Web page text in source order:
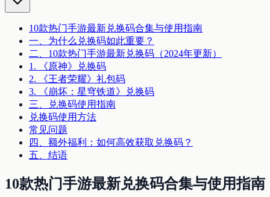
10款热门手游最新兑换码合集与使用指南
一、为什么兑换码如此重要？
二、10款热门手游最新兑换码（2024年更新）
1. 《原神》兑换码
2. 《王者荣耀》礼包码
3. 《崩坏：星穹铁道》兑换码
三、兑换码使用指南
兑换码使用方法
常见问题
四、额外福利：如何高效获取兑换码？
五、结语
10款热门手游最新兑换码合集与使用指南